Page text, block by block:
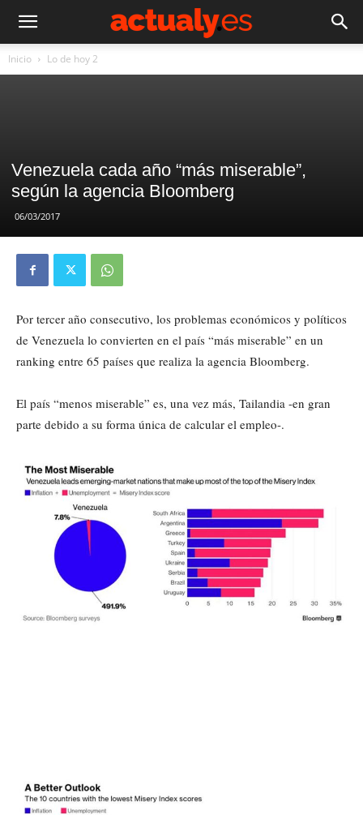
Inicio Lo de hoy 2
Venezuela cada año “más miserable”,
según la agencia Bloomberg
06/03/2017
Por tercer año consecutivo, los problemas económicos y políticos
de Venezuela lo convierten en el país “más miserable” en un
ranking entre 65 países que realiza la agencia Bloomberg.
El país “menos miserable” es, una vez más, Tailandia -en gran
parte debido a su forma única de calcular el empleo-.